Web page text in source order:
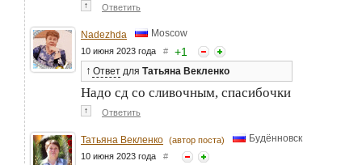
↑ Ответить
Nadezhda Moscow
10 июня 2023 года # +1
↑ Ответ для Татьяна Векленко
Надо сд со сливочным, спасибочки
↑ Ответить
Татьяна Векленко (автор поста) Будённовск
10 июня 2023 года #